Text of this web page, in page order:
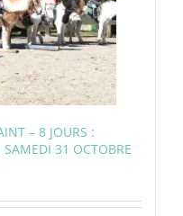
– 8 JOURS :
31 OCTOBRE